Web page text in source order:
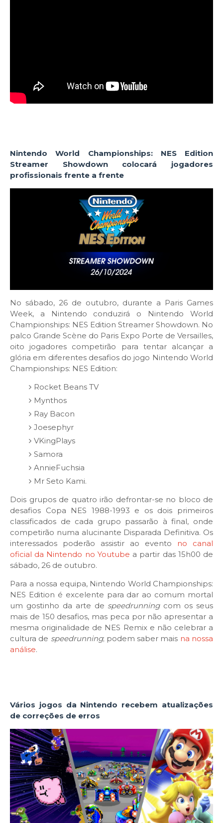
Nintendo World Championships: NES Edition
Streamer Showdown colocará jogadores
profissionais frente a frente
No sábado, 26 de outubro, durante a Paris Games
Week, a Nintendo conduzirá o Nintendo World
Championships: NES Edition Streamer Showdown. No
palco Grande Scène do Paris Expo Porte de Versailles,
oito jogadores competirão para tentar alcançar a
glória em diferentes desafios do jogo Nintendo World
Championships: NES Edition:
Rocket Beans TV
Mynthos
Ray Bacon
Joesephyr
VKingPlays
Samora
AnnieFuchsia
Mr Seto Kami.
Dois grupos de quatro irão defrontar-se no bloco de
desafios Copa NES 1988-1993 e os dois primeiros
classificados de cada grupo passarão à final, onde
competirão numa alucinante Disparada Definitiva. Os
interessados poderão assistir ao evento no canal
oficial da Nintendo no Youtube a partir das 15h00 de
sábado, 26 de outubro.
Para a nossa equipa, Nintendo World Championships:
NES Edition é excelente para dar ao comum mortal
um gostinho da arte de speedrunning com os seus
mais de 150 desafios, mas peca por não apresentar a
mesma originalidade de NES Remix e não celebrar a
cultura de speedrunning; podem saber mais na nossa
análise.
Vários jogos da Nintendo recebem atualizações
de correções de erros